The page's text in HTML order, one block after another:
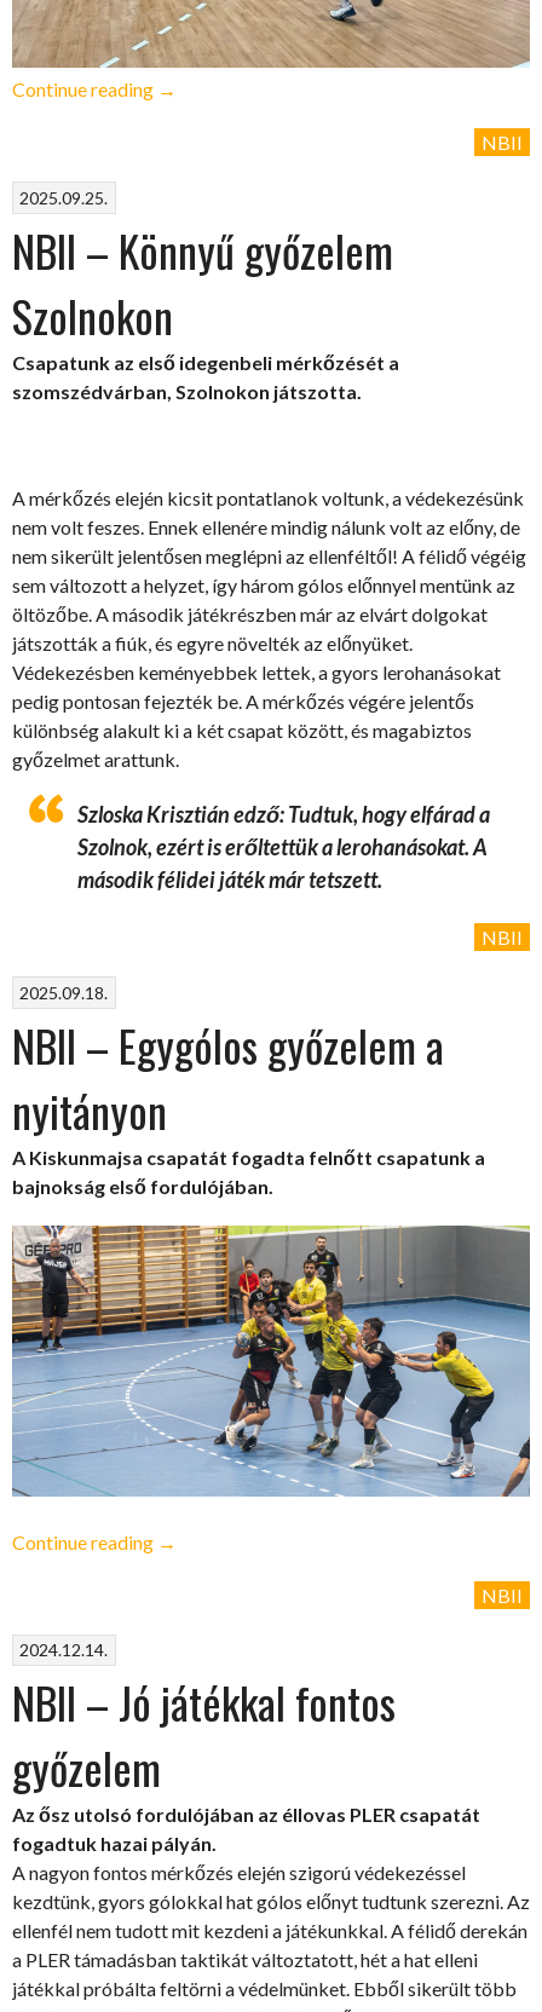
Continue reading „NBII
→
NBII
2025.09.25.
NBII – Könnyű győzelem
Szolnokon
Csapatunk az első idegenbeli mérkőzését a
szomszédvárban, Szolnokon játszotta.
A mérkőzés elején kicsit pontatlanok voltunk, a védekezésünk
nem volt feszes. Ennek ellenére mindig nálunk volt az előny, de
nem sikerült jelentősen meglépni az ellenféltől! A félidő végéig
sem változott a helyzet, így három gólos előnnyel mentünk az
öltözőbe. A második játékrészben már az elvárt dolgokat
játszották a fiúk, és egyre növelték az előnyüket.
Védekezésben keményebbek lettek, a gyors lerohanásokat
pedig pontosan fejezték be. A mérkőzés végére jelentős
különbség alakult ki a két csapat között, és magabiztos
győzelmet arattunk.
Szloska Krisztián edző: Tudtuk, hogy elfárad a
Szolnok, ezért is erőltettük a lerohanásokat. A
második félidei játék már tetszett.
NBII
2025.09.18.
NBII – Egygólos győzelem a
nyitányon
A Kiskunmajsa csapatát fogadta felnőtt csapatunk a
bajnokság első fordulójában.
Continue reading
„NBII
nyitányon”
→
NBII
2024.12.14.
NBII – Jó játékkal fontos
győzelem
Az ősz utolsó fordulójában az éllovas PLER csapatát
fogadtuk hazai pályán.
A nagyon fontos mérkőzés elején szigorú védekezéssel
kezdtünk, gyors gólokkal hat gólos előnyt tudtunk szerezni. Az
ellenfél nem tudott mit kezdeni a játékunkkal. A félidő derekán
a PLER támadásban taktikát változtatott, hét a hat elleni
játékkal próbálta feltörni a védelmünket. Ebből sikerült több